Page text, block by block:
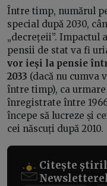
Între timp, numărul
special după 2030,
„decrețeii”. Impactul
pensii de stat va fi
vor ieși la pensie
2033 (dacă nu cumva
între timp), ca
înregistrate între
începe să lucreze și
cei născuți după 2010.
Citește